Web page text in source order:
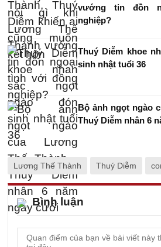
vướng tin đồn
nghiệp?
Thuý Diễm khoe
sinh nhật tuổi 36
Bộ ảnh ngọt ngào
Thuý Diễm nhân 6
Lương Thế Thành Thuý Diễm
Bình luận